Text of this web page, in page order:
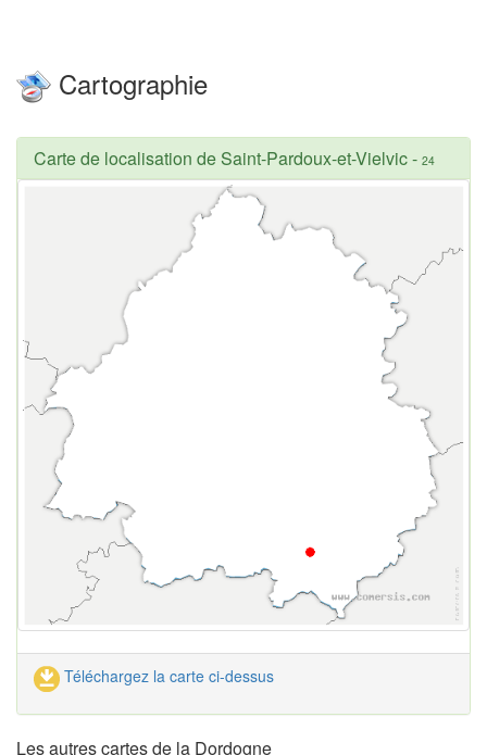
Cartographie
Carte de localisation de Saint-Pardoux-et-Vielvic- 24
Téléchargez la carte ci-dessus
Les autres cartes de la Dordogne